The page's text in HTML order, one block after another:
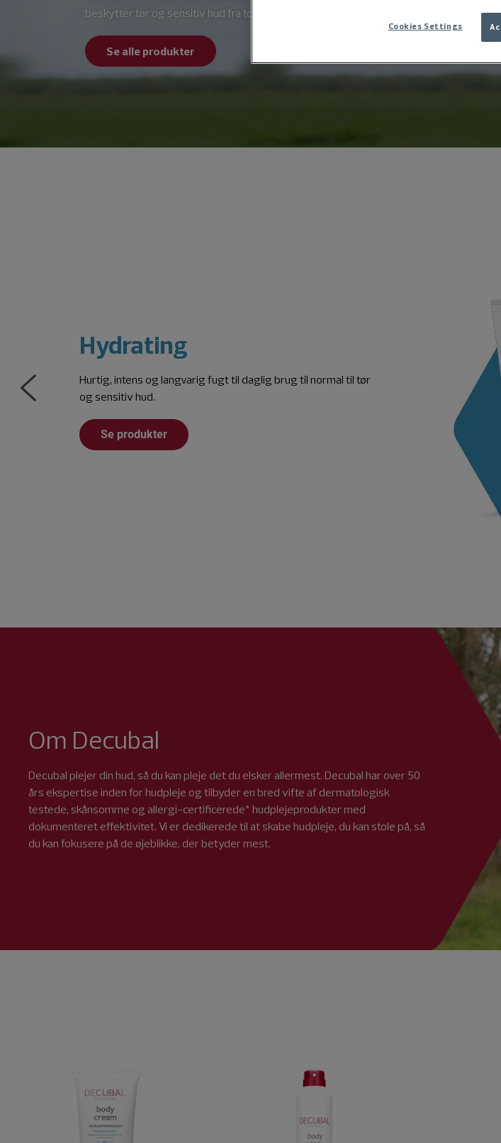
beskytter tør og sensitiv hud fra top til tå i alle situationer året rund.
Se alle produkter
Hydrating
Hurtig, intens og langvarig fugt til daglig brug til normal til tør
og sensitiv hud.
Se produkter
Om Decubal
Decubal plejer din hud, så du kan pleje det du elsker allermest. Decubal har over 50
års ekspertise inden for hudpleje og tilbyder en bred vifte af dermatologisk
testede, skånsomme og allergi-certificerede* hudplejeprodukter med
dokumenteret effektivitet. Vi er dedikerede til at skabe hudpleje, du kan stole på, så
du kan fokusere på de øjeblikke, der betyder mest.
Cookies Settings